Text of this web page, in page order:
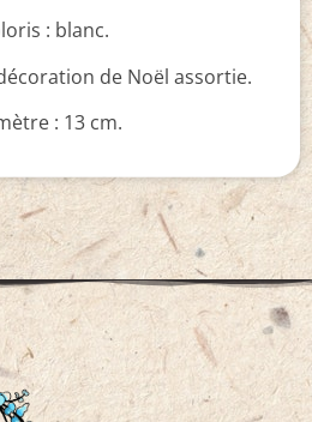
: blanc.
de Noël assortie.
: 13 cm.